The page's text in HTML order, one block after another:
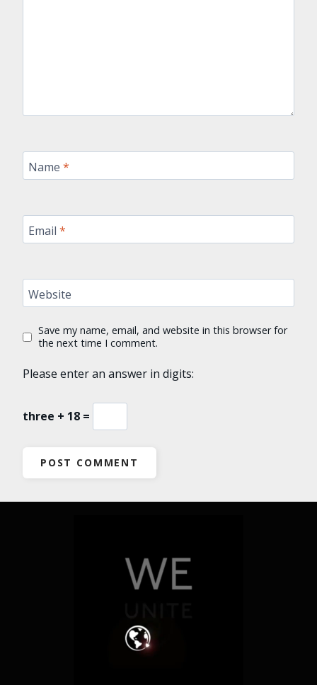
Name *
Email *
Website
Save my name, email, and website in this browser for
the next time I comment.
Please enter an answer in digits:
three + 18 =